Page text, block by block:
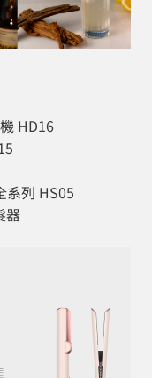
HD16
系列 HS05
器